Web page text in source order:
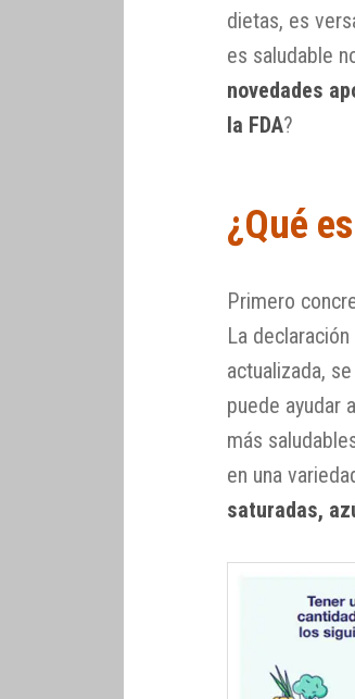
dietas, es
es saludable
novedades
la FDA?
¿Qué
Primero
La
actualizada,
puede ayudar
más
en una
saturadas,